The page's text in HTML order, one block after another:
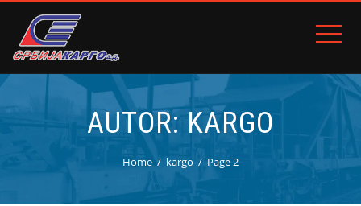
AUTOR: KARGO
Home kargo Page 2